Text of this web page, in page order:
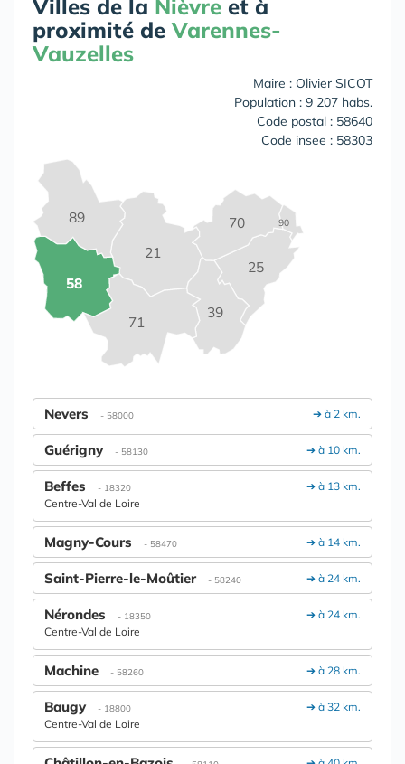
Villes de la Nièvre et à
proximité de Varennes-
Vauzelles
Maire : Olivier SICOT
Population : 9 207 habs.
Code postal : 58640
Code insee : 58303
21
25
39
58
70
71
89 90
➔ à 2 km.
Nevers - 58000
➔ à 10 km.
Guérigny - 58130
➔ à 13 km.
Beffes - 18320
Centre-Val de Loire
➔ à 14 km.
Magny-Cours - 58470
➔ à 24 km.
Saint-Pierre-le-Moûtier - 58240
➔ à 24 km.
Nérondes - 18350
Centre-Val de Loire
➔ à 28 km.
Machine - 58260
➔ à 32 km.
Baugy - 18800
Centre-Val de Loire